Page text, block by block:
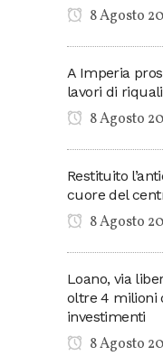
8 Agosto
A Imperia
lavori di
8 Agosto
Restituito
cuore del
8 Agosto
Loano, via
oltre 4 milioni
investimenti
8 Agosto